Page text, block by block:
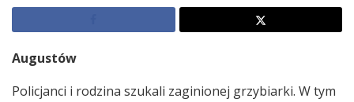
Augustów
Policjanci i rodzina szukali zaginionej grzybiarki. W tym